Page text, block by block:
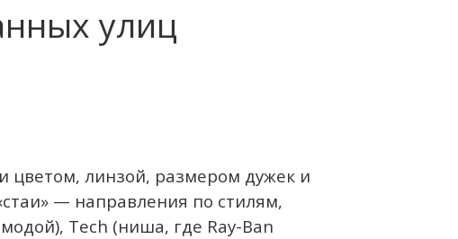
улиц
цветом, линзой, размером дужек и
— направления по стилям,
Tech (ниша, где Ray-Ban